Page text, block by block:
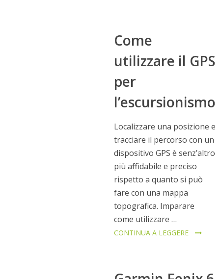
Come
utilizzare il GPS
per
l’escursionismo
Localizzare una posizione e
tracciare il percorso con un
dispositivo GPS è senz’altro
più affidabile e preciso
rispetto a quanto si può
fare con una mappa
topografica. Imparare
come utilizzare …
CONTINUA A LEGGERE